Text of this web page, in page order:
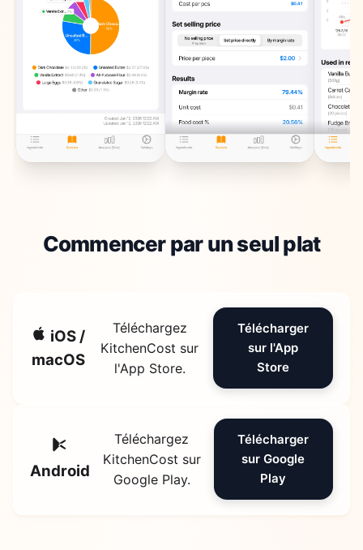
Commencer par un seul plat
iOS /
macOS
Téléchargez
KitchenCost sur
l'App Store.
Télécharger
sur l'App
Store
Android
Téléchargez
KitchenCost sur
Google Play.
Télécharger
sur Google
Play